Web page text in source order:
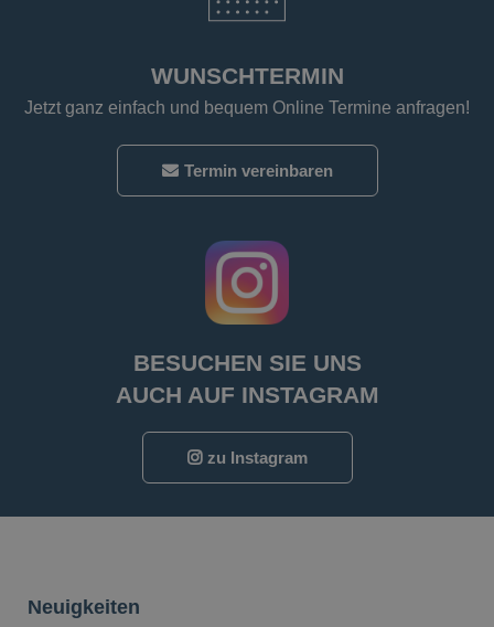
WUNSCHTERMIN
Jetzt ganz einfach und bequem Online Termine anfragen!
Termin vereinbaren
BESUCHEN SIE UNS
AUCH AUF INSTAGRAM
zu Instagram
Neuigkeiten